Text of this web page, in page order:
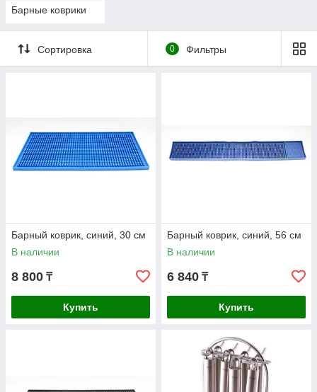
Барные коврики
Сортировка 0 Фильтры
Барный коврик, синий, 30 см
В наличии
8 800 ₸
Купить
Барный коврик, синий, 56 см
В наличии
6 840 ₸
Купить